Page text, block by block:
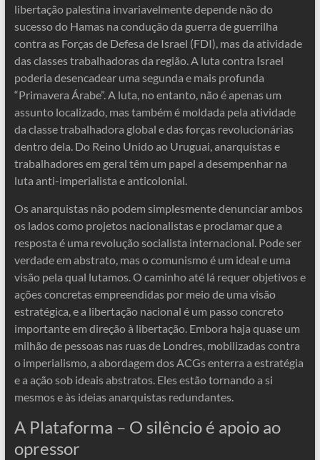
libertação palestina invariavelmente depende não do
sucesso do Hamas na condução da guerra de guerrilha
contra as Forças de Defesa de Israel (FDI), mas da atividade
das classes trabalhadoras da região. A luta contra Israel
poderia desencadear uma segunda e mais profunda
“Primavera Árabe”. A luta, no entanto, não é apenas um
assunto localizado, mas também é moldada pela atividade
da classe trabalhadora global e das forças revolucionárias
dentro dela. Do Reino Unido ao Uruguai, anarquistas e
trabalhadores em geral têm um papel a desempenhar na
luta anti-imperialista e anticolonial.
Os anarquistas não podem simplesmente denunciar ambos
os lados como projetos nacionalistas e proclamar que a
resposta é uma revolução socialista internacional. Pode ser
verdade em abstrato, mas o comunismo é um ideal e uma
visão pela qual lutamos. O caminho até lá requer objetivos e
ações concretas empreendidas por meio de uma visão
estratégica, e a libertação nacional é um passo concreto
importante em direção à libertação. Embora haja quase um
milhão de pessoas nas ruas de Londres, mobilizadas contra
o imperialismo, a abordagem dos ACGs enterra a estratégia
e a ação sob ideais abstratos. Eles estão tornando a si
mesmos e às ideias anarquistas redundantes.
A Plataforma – O silêncio é apoio ao
opressor